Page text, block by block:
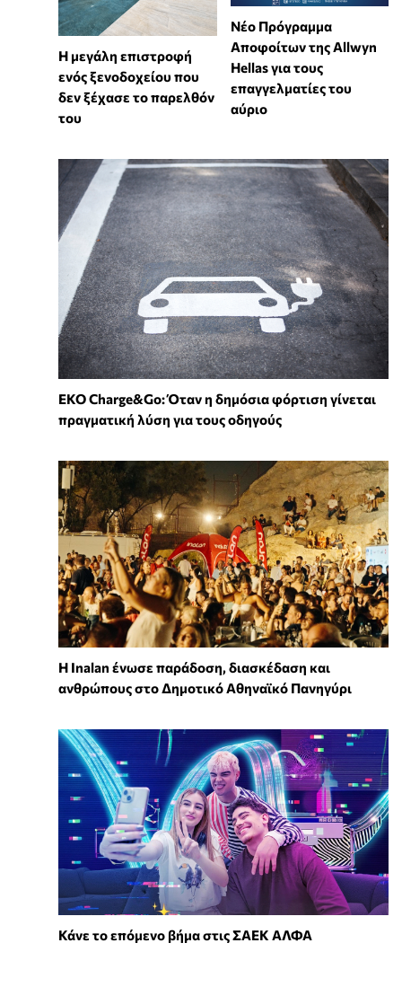
Η μεγάλη επιστροφή
ενός ξενοδοχείου που
δεν ξέχασε το παρελθόν
του
Νέο Πρόγραμμα
Αποφοίτων της Allwyn
Hellas για τους
επαγγελματίες του
αύριο
EKO Charge&Go: Όταν η δημόσια φόρτιση γίνεται
πραγματική λύση για τους οδηγούς
Η Inalan ένωσε παράδοση, διασκέδαση και
ανθρώπους στο Δημοτικό Αθηναϊκό Πανηγύρι
Κάνε το επόμενο βήμα στις ΣΑΕΚ ΑΛΦΑ